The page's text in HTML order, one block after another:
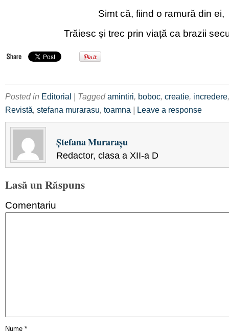
Simt că, fiind o ramură din ei,
Trăiesc și trec prin viață ca brazii
Posted in Editorial | Taggedamintiri, boboc, creatie, incredere
Revistă, stefana murarasu, toamna | Leave a response
Ștefana Murarașu
Redactor, clasa a XII-a D
Lasă un Răspuns
Comentariu
Nume *